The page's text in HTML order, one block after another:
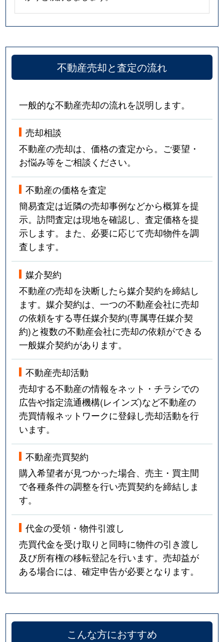
不動産売却と査定の流れ
一般的な不動産売却の流れを説明します。
売却相談
不動産の売却は、価格の査定から。ご要望・
お悩み等をご相談ください。
不動産の価格を査定
簡易査定は近隣の売却事例などから概算を提
示。訪問査定は現地を確認し、査定価格を提
示します。また、必要に応じて売却物件を調
査します。
媒介契約
不動産の売却を決断したら媒介契約を締結し
ます。媒介契約は、一つの不動産会社に売却
の依頼をする専任媒介契約(専属専任媒介契
約)と複数の不動産会社に売却の依頼ができる
一般媒介契約があります。
不動産売却活動
売却する不動産の情報をネット・チラシでの
広告や指定流通機構(レインズ)など不動産の
売買情報ネットワークに登録し売却活動を行
います。
不動産売買契約
購入希望者が見つかった場合、売主・買主間
で各種条件の調整を行い売買契約を締結しま
す。
代金の受領・物件引渡し
売買代金を受け取りと同時に物件の引き渡し
及び所有権の移転登記を行います。売却益が
ある場合には、確定申告が必要となります。
こんな方におすすめ